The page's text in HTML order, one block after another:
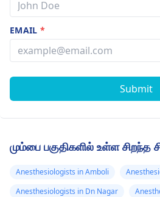
EMAIL*
Submit
மும்பை பகுதிகளில் உள்ள சிறந்த
Anesthesiologists in Amboli
Anesthesiologists in Dn Nagar